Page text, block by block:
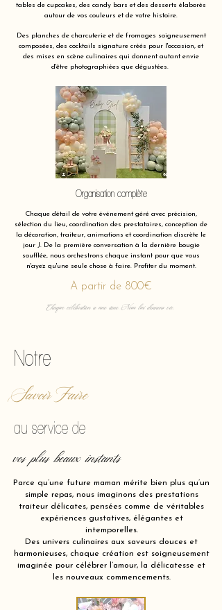
tables de cupcakes, des candy bars et des desserts élaborés
autour de vos couleurs et de votre histoire.
Des planches de charcuterie et de fromages soigneusement
composées, des cocktails signature créés pour l'occasion, et
des mises en scène culinaires qui donnent autant envie
d'être photographiées que dégustées.
Organisation complète
Chaque détail de votre événement géré avec précision,
sélection du lieu, coordination des prestataires, conception de
la décoration, traiteur, animations et coordination discrète le
jour J. De la première conversation à la dernière bougie
soufflée, nous orchestrons chaque instant pour que vous
n'ayez qu'une seule chose à faire. Profiter du moment.
A partir de 800€
Chaque célébration a une âme. Nous lui donnons vie.
Notre
Savoir Faire
au service de
vos plus beaux instants
Parce qu’une future maman mérite bien plus qu’un
simple repas, nous imaginons des prestations
traiteur délicates, pensées comme de véritables
expériences gustatives, élégantes et
intemporelles.
Des univers culinaires aux saveurs douces et
harmonieuses, chaque création est soigneusement
imaginée pour célébrer l’amour, la délicatesse et
les nouveaux commencements.